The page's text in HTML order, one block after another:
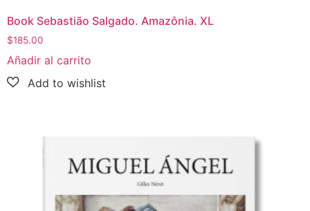
Book Sebastião Salgado. Amazônia. XL
$185.00
Añadir al carrito